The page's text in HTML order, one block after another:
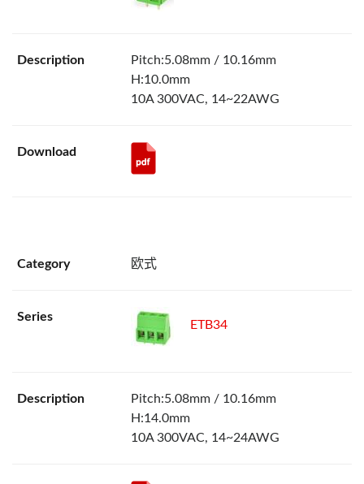
Pitch:5.08mm / 10.16mm
H:10.0mm
10A 300VAC, 14~22AWG
欧式
ETB34
Pitch:5.08mm / 10.16mm
H:14.0mm
10A 300VAC, 14~24AWG